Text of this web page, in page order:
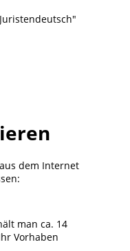
dem Internet
man ca. 14
Vorhaben